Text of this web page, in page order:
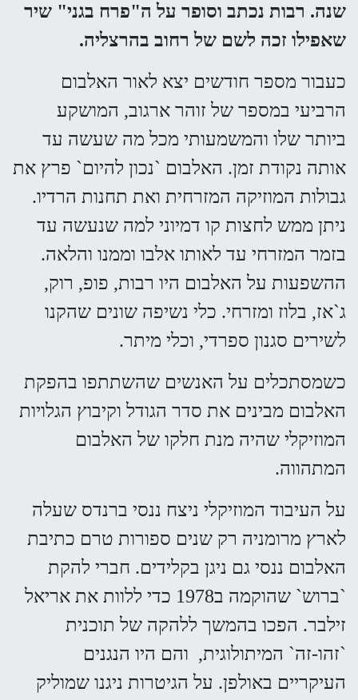
שנה. רבות נכתב וסופר על ה"פרח בגני" שיר
שאפילו זכה לשם של רחוב בהרצליה.
כעבור מספר חודשים יצא לאור האלבום
הרביעי במספר של זוהר ארגוב, המושקע
ביותר שלו והמשמעותי מכל מה שעשה עד
אותה נקודת זמן. האלבום `נכון להיום` פרץ את
גבולות המוזיקה המזרחית ואת תחנות הרדיו.
ניתן ממש לחצות קו דמיוני למה שנעשה עד
בזמר המזרחי עד לאותו אלבו וממנו והלאה.
ההשפעות על האלבום היו רבות, פופ, רוק,
ג`אז, בלוז ומזרחי. כלי נשיפה שונים שהקנו
לשירים סגנון ספרדי, וכלי מיתר.
כשמסתכלים על האנשים שהשתתפו בהפקת
האלבום מבינים את סדר הגודל וקיבוץ הגלויות
המוזיקלי שהיה מנת חלקו של האלבום
המתהווה.
על העיבוד המוזיקלי ניצח ננסי ברנדס שעלה
לארץ מרומניה רק שנים ספורות טרם כתיבת
האלבום ננסי גם ניגן בקלידים. חברי להקת
`ברוש` שהוקמה ב1978 כדי ללוות את אריאל
זילבר. הפכו בהמשך ללהקה של תוכנית
`זהו-זה` המיתולוגית, והם היו הנגנים
העיקריים באולפן. על הגיטרות ניגנו שמוליק